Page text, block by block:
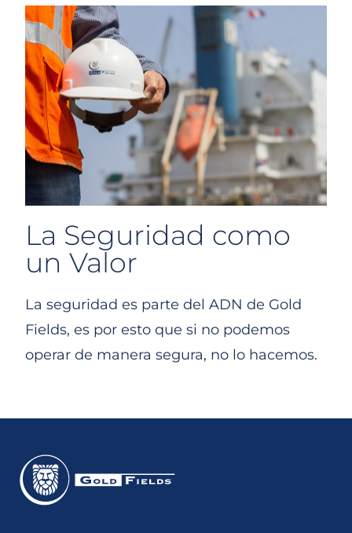
La Seguridad como
un Valor
La seguridad es parte del ADN de Gold
Fields, es por esto que si no podemos
operar de manera segura, no lo hacemos.